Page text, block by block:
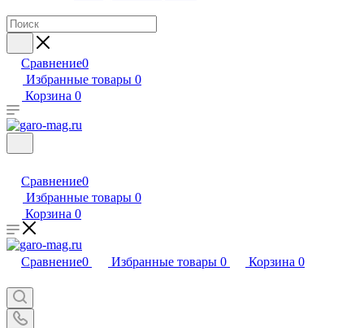
Сравнение0
Избранные товары 0
Корзина 0
Сравнение0
Избранные товары 0
Корзина 0
Сравнение0 Избранные товары 0 Корзина 0